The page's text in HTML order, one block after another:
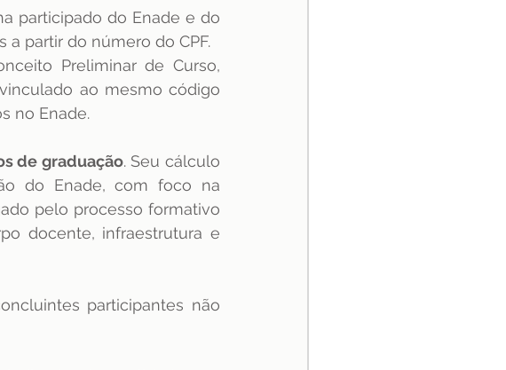
participado do Enade e do
partir do número do CPF.
Preliminar de Curso,
ao mesmo código
no Enade.
de graduação. Seu cálculo
do Enade, com foco na
pelo processo formativo
docente, infraestrutura e
participantes não